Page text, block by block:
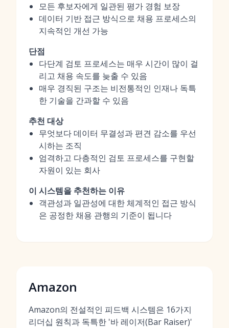
모든 후보자에게 일관된 평가 경험 보장
데이터 기반 접근 방식으로 채용 프로세스의
지속적인 개선 가능
단점
다단계 검토 프로세스는 매우 시간이 많이 걸
리고 채용 속도를 늦출 수 있음
매우 경직된 구조는 비전통적인 인재나 독특
한 기술을 간과할 수 있음
추천 대상
무엇보다 데이터 무결성과 편견 감소를 우선
시하는 조직
엄격하고 다층적인 검토 프로세스를 구현할
자원이 있는 회사
이 시스템을 추천하는 이유
객관성과 일관성에 대한 체계적인 접근 방식
은 공정한 채용 관행의 기준이 됩니다
Amazon
Amazon의 전설적인 피드백 시스템은 16가지
리더십 원칙과 독특한 '바 레이저(Bar Raiser)'